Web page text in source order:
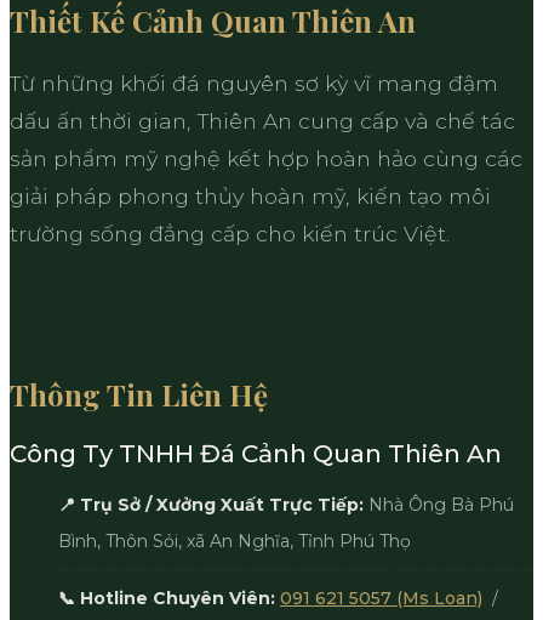
Thiết Kế Cảnh Quan Thiên An
Từ những khối đá nguyên sơ kỳ vĩ mang đậm
dấu ấn thời gian, Thiên An cung cấp và chế tác
sản phẩm mỹ nghệ kết hợp hoàn hảo cùng các
giải pháp phong thủy hoàn mỹ, kiến tạo môi
trường sống đẳng cấp cho kiến trúc Việt.
Thông Tin Liên Hệ
Công Ty TNHH Đá Cảnh Quan Thiên An
📍 Trụ Sở / Xưởng Xuất Trực Tiếp: Nhà Ông Bà Phú
Bình, Thôn Sỏi, xã An Nghĩa, Tỉnh Phú Thọ
📞 Hotline Chuyên Viên: 091 621 5057 (Ms Loan) /